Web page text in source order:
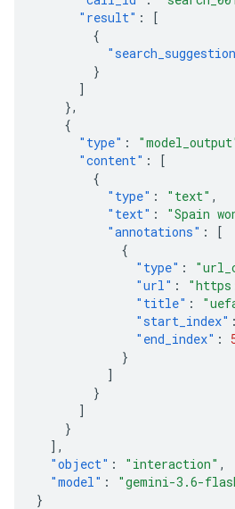
"result" :
[
{
}
]
},
{
"type" :
"content" :
[
{
"type" : "text" ,
"text" :
"Spain
"annotations" :
[
{
"type" :
"url" :
"title" :
"start_index" :
"end_index" :
}
]
}
]
}
],
"object" : "interaction" ,
"model" : "gemini-3.6-
}